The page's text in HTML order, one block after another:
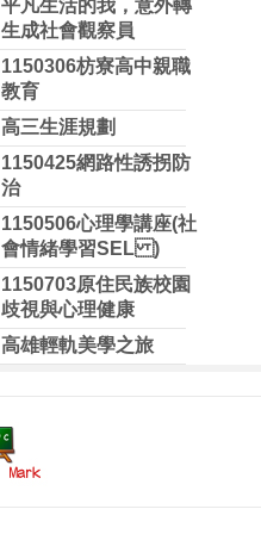
平凡生活的我，意外轉
生成社會觀察員
1150306枋寮高中親職
教育
高三生涯規劃
1150425網路性誘拐防
治
1150506心理學講座(社
會情緒學習SEL )
1150703原住民族校園
歧視與心理健康
高雄輕軌美學之旅